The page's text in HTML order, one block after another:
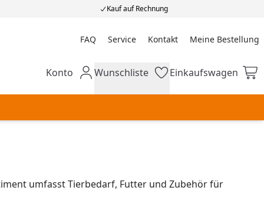
Kauf auf Rechnung
FAQ Service Kontakt Meine Bestellung
Meine Bestellung
Mein Konto
Konto Wunschliste
Wunschliste Einkaufswagen
Einkaufswagen
umfasst Tierbedarf, Futter und Zubehör für